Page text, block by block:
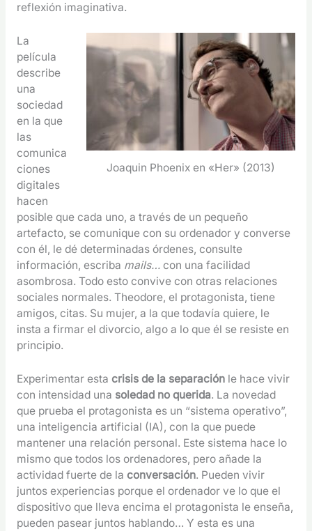
reflexión imaginativa.
Joaquin Phoenix en «Her» (2013)
La
película
describe
una
sociedad
en la que
las
comunica
ciones
digitales
hacen
posible que cada uno, a través de un pequeño
artefacto, se comunique con su ordenador y converse
con él, le dé determinadas órdenes, consulte
información, escriba mails… con una facilidad
asombrosa. Todo esto convive con otras relaciones
sociales normales. Theodore, el protagonista, tiene
amigos, citas. Su mujer, a la que todavía quiere, le
insta a firmar el divorcio, algo a lo que él se resiste en
principio.
Experimentar esta crisis de la separaciónle hace vivir
con intensidad una soledad no querida. La novedad
que prueba el protagonista es un “sistema operativo”,
una inteligencia artificial (IA), con la que puede
mantener una relación personal. Este sistema hace lo
mismo que todos los ordenadores, pero añade la
actividad fuerte de la conversación. Pueden vivir
juntos experiencias porque el ordenador ve lo que el
dispositivo que lleva encima el protagonista le enseña,
pueden pasear juntos hablando… Y esta es una